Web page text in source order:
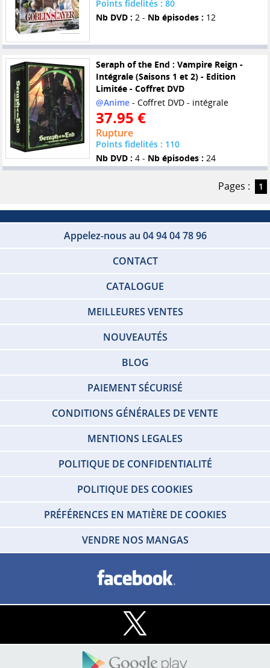
Points fidelités : 80
Nb DVD : 2 - Nb épisodes : 12
Seraph of the End : Vampire Reign -
Intégrale (Saisons 1 et 2) - Edition
Limitée - Coffret DVD
@Anime- Coffret DVD - intégrale
37.95 €
Rupture
Points fidelités : 110
Nb DVD : 4 - Nb épisodes : 24
Pages : 1
Appelez-nous au 04 94 04 78 96
CONTACT
CATALOGUE
MEILLEURES VENTES
NOUVEAUTÉS
BLOG
PAIEMENT SÉCURISÉ
CONDITIONS GÉNÉRALES DE VENTE
MENTIONS LEGALES
POLITIQUE DE CONFIDENTIALITÉ
POLITIQUE DES COOKIES
PRÉFÉRENCES EN MATIÈRE DE COOKIES
VENDRE NOS MANGAS